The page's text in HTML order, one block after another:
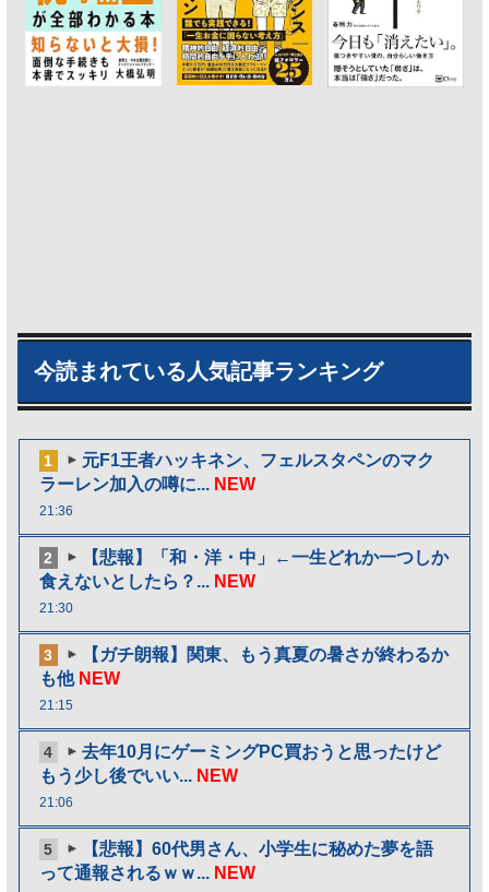
今読まれている人気記事ランキング
1
元F1王者ハッキネン、フェルスタペンのマク
ラーレン加入の噂に... NEW
21:36
2
【悲報】「和・洋・中」←一生どれか一つしか
食えないとしたら？... NEW
21:30
3
【ガチ朗報】関東、もう真夏の暑さが終わるか
も他 NEW
21:15
4
去年10月にゲーミングPC買おうと思ったけど
もう少し後でいい... NEW
21:06
5
【悲報】60代男さん、小学生に秘めた夢を語
って通報されるｗｗ... NEW